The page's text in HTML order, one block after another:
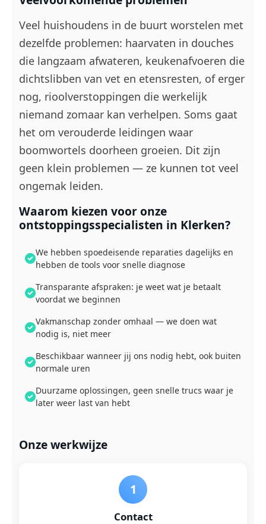
Veel huishoudens in de buurt worstelen met
dezelfde problemen: haarvaten in douches
die langzaam afwateren, keukenafvoeren die
dichtslibben van vet en etensresten, of erger
nog, rioolverstoppingen die werkelijk
niemand zomaar kan verhelpen. Soms gaat
het om verouderde leidingen waar
boomwortels doorheen groeien. Dit zijn
geen klein problemen — ze kunnen tot veel
ongemak leiden.
Waarom kiezen voor onze
ontstoppingsspecialisten in Klerken?
We hebben spoedeisende reparaties dagelijks en
hebben de tools voor snelle diagnose
Transparante afspraken: je weet wat je betaalt
voordat we beginnen
Vakmanschap zonder omhaal — we doen wat
nodig is, niet meer
Beschikbaar wanneer jij ons nodig hebt, ook buiten
normale uren
Duurzame oplossingen, geen snelle trucs waar je
later weer last van hebt
Onze werkwijze
1
Contact